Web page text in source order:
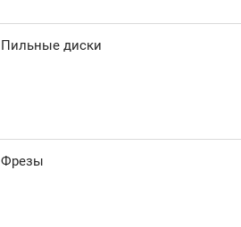
Пильные диски
Фрезы